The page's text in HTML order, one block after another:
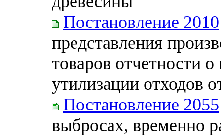
Постановление 2010
представления
товаров отчетности
утилизации отходов
Постановление 2055
выбросах, временно